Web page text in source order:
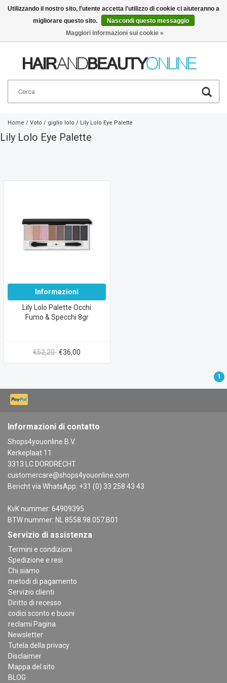
Italiano
Home / Voto / giglio lolo / Lily Lolo Eye Palette
Lily Lolo Eye Palette
Informazioni
Lily Lolo Palette Occhi
Fumo & Specchi 8gr
€52,20 €36,00
1
Informazioni di contatto
Shops4youonline B.V.
Kerkeplaat 11
3313 LC DORDRECHT
customercare@shops4youonline.com
Bericht via WhatsApp: +31 (0) 33 258 43 43
KvK nummer: 64909395
BTW nummer: NL 8558.98.057.B01
Servizio di assistenza
Termini e condizioni
Spedizione e resi
Chi siamo
metodi di pagamento
Servizio clienti
Diritto di recesso
codici sconto e buoni
reclami Pagina
Newsletter
Tutela della privacy
Disclaimer
Mappa del sito
BLOG
Utilizzando il nostro sito, l'utente accetta l'utilizzo di cookie ci aiuteranno a
migliorare questo sito.
Nascondi questo messaggio
Maggiori informazioni sui cookie »